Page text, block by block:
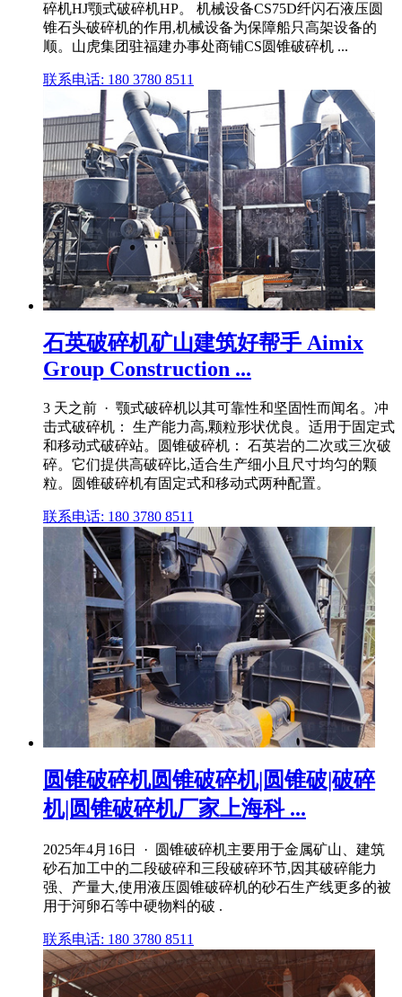
碎机HJ颚式破碎机HP。 机械设备CS75D纤闪石液压圆
锥石头破碎机的作用,机械设备为保障船只高架设备的
顺。山虎集团驻福建办事处商铺CS圆锥破碎机 ...
联系电话: 180 3780 8511
石英破碎机矿山建筑好帮手 Aimix
Group Construction ...
3 天之前 · 颚式破碎机以其可靠性和坚固性而闻名。冲
击式破碎机： 生产能力高,颗粒形状优良。适用于固定式
和移动式破碎站。圆锥破碎机： 石英岩的二次或三次破
碎。它们提供高破碎比,适合生产细小且尺寸均匀的颗
粒。圆锥破碎机有固定式和移动式两种配置。
联系电话: 180 3780 8511
圆锥破碎机圆锥破碎机|圆锥破|破碎
机|圆锥破碎机厂家上海科 ...
2025年4月16日 · 圆锥破碎机主要用于金属矿山、建筑
砂石加工中的二段破碎和三段破碎环节,因其破碎能力
强、产量大,使用液压圆锥破碎机的砂石生产线更多的被
用于河卵石等中硬物料的破 .
联系电话: 180 3780 8511